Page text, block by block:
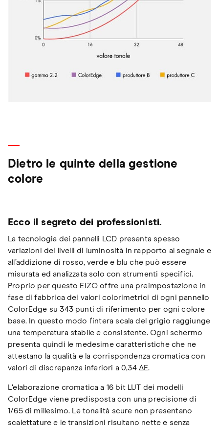
Dietro le quinte della gestione
colore
Ecco il segreto dei professionisti.
La tecnologia dei pannelli LCD presenta spesso
variazioni dei livelli di luminosità in rapporto al segnale e
all’addizione di rosso, verde e blu che può essere
misurata ed analizzata solo con strumenti specifici.
Proprio per questo EIZO offre una preimpostazione in
fase di fabbrica dei valori colorimetrici di ogni pannello
ColorEdge su 343 punti di riferimento per ogni colore
base. In questo modo l’intera scala del grigio raggiunge
una temperatura stabile e consistente. Ogni schermo
presenta quindi le medesime caratteristiche che ne
attestano la qualità e la corrispondenza cromatica con
valori di discrepanza inferiori a 0,34 ΔE.
L‘elaborazione cromatica a 16 bit LUT dei modelli
ColorEdge viene predisposta con una precisione di
1/65 di millesimo. Le tonalità scure non presentano
scalettature e le transizioni risultano nette e senza